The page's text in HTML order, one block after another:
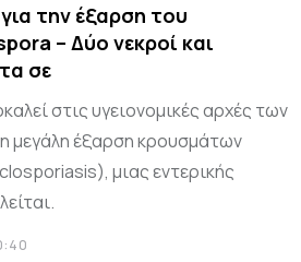
την έξαρση του
– Δύο νεκροί και
σε
στις υγειονομικές αρχές των
μεγάλη έξαρση κρουσμάτων
μιας εντερικής